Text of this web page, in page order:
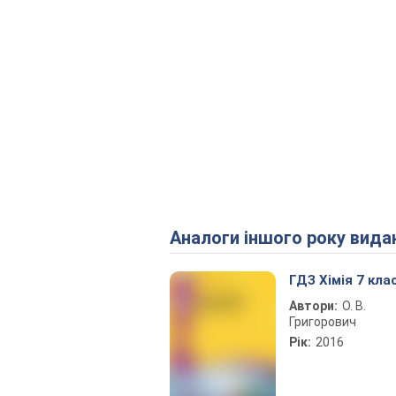
Аналоги іншого року
ГДЗ Хімія 7
Автори: О. В.
Григорович
Рік: 2016